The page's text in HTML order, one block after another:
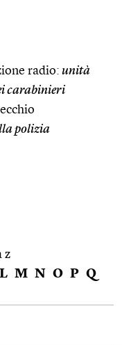
radio: unità
carabinieri
polizia
z
L M N O P Q